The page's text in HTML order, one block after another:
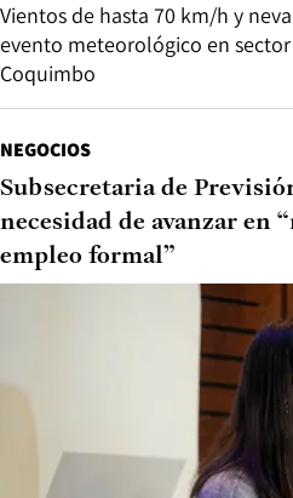
Vientos de hasta 70 km/h y
evento meteorológico en
Coquimbo
NEGOCIOS
Subsecretaria de
necesidad de avanzar en
empleo formal”